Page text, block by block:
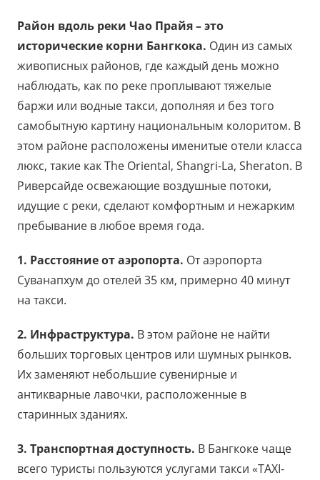
Район вдоль реки Чао Прайя – это
исторические корни Бангкока. Один из самых
живописных районов, где каждый день можно
наблюдать, как по реке проплывают тяжелые
баржи или водные такси, дополняя и без того
самобытную картину национальным колоритом. В
этом районе расположены именитые отели класса
люкс, такие как The Oriental, Shangri-La, Sheraton. В
Риверсайде освежающие воздушные потоки,
идущие с реки, сделают комфортным и нежарким
пребывание в любое время года.
1. Расстояние от аэропорта. От аэропорта
Суванапхум до отелей 35 км, примерно 40 минут
на такси.
2. Инфраструктура. В этом районе не найти
больших торговых центров или шумных рынков.
Их заменяют небольшие сувенирные и
антикварные лавочки, расположенные в
старинных зданиях.
3. Транспортная доступность. В Бангкоке чаще
всего туристы пользуются услугами такси «TAXI-